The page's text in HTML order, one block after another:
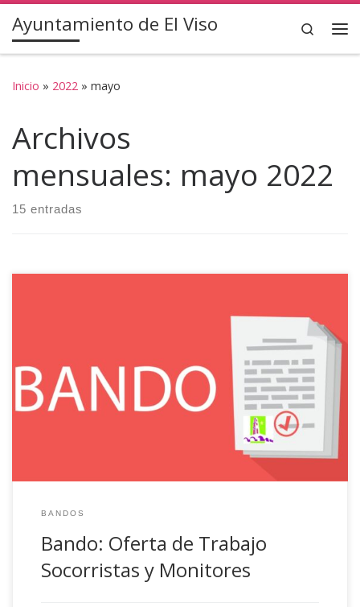
Saltar al contenido
Ayuntamiento de El Viso Search
Inicio » 2022 » mayo
Archivos
mensuales: mayo 2022
15 entradas
Se pone en conocimiento de toda la ciudadanía, que el
Ayuntamiento de El Viso (Córdoba), va a realizar oferta
genérica al Servicio Andaluz de Empleo, para llevar a cabo
la contratación de 2 socorristas y 2 monitores, para la
Piscina Municipal y Playa de La Colada.Más información en
BANDOS
Bando: Oferta de Trabajo
Socorristas y Monitores